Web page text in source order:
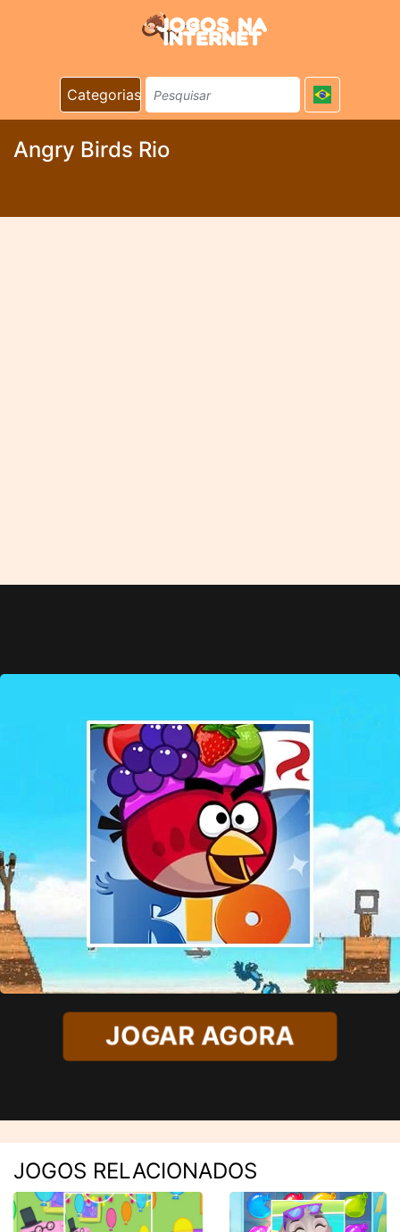
Categorias
Angry Birds Rio
JOGAR AGORA
JOGOS RELACIONADOS